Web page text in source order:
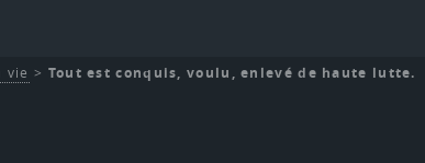
vie > Tout est conquis, voulu, enlevé de haute lutte.